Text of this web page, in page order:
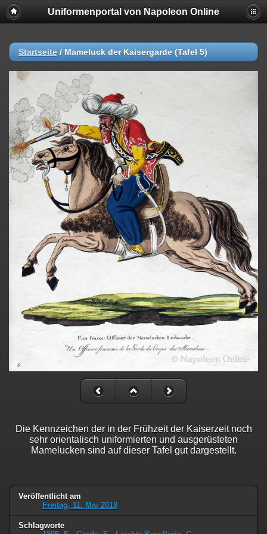
Uniformenportal von Napoleon Online
Startseite / Mameluck der Kaisergarde (Tafel 5)
Die Kennzeichen der in der Frühzeit der Kaiserzeit noch
sehr orientalisch uniformierten und ausgerüsteten
Mamelucken sind auf dieser Tafel gut dargestellt.
Veröffentlicht am
Freitag, 11. Mai 2018
Schlagworte